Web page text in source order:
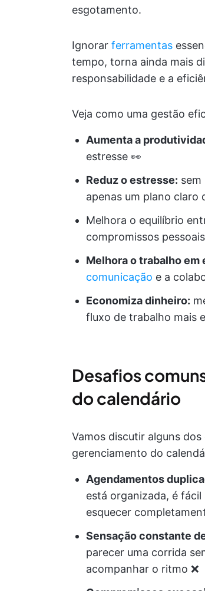
esgotamento.
Ignorar ferramentas
tempo, torna ainda mais
responsabilidade e a
Veja como uma gestão
Aumenta a
estresse 👀
Reduz o estresse:
apenas um plano claro
Melhora o equilíbrio
compromissos
Melhora o trabalho em
comunicação e a
Economiza dinheiro:
fluxo de trabalho mais
Desafios
do calendário
Vamos discutir alguns
gerenciamento do
Agendamentos
está organizada, é
esquecer
Sensação constante
parecer uma corrida
acompanhar o ritmo ❌